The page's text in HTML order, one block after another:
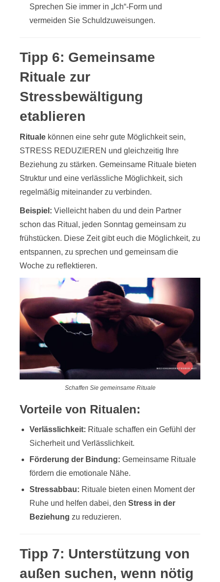
Sprechen Sie immer in „Ich“-Form und
vermeiden Sie Schuldzuweisungen.
Tipp 6: Gemeinsame
Rituale zur
Stressbewältigung
etablieren
Rituale können eine sehr gute Möglichkeit sein,
STRESS REDUZIEREN und gleichzeitig Ihre
Beziehung zu stärken. Gemeinsame Rituale bieten
Struktur und eine verlässliche Möglichkeit, sich
regelmäßig miteinander zu verbinden.
Beispiel: Vielleicht haben du und dein Partner
schon das Ritual, jeden Sonntag gemeinsam zu
frühstücken. Diese Zeit gibt euch die Möglichkeit, zu
entspannen, zu sprechen und gemeinsam die
Woche zu reflektieren.
Schaffen Sie gemeinsame Rituale
Vorteile von Ritualen:
Verlässlichkeit: Rituale schaffen ein Gefühl der
Sicherheit und Verlässlichkeit.
Förderung der Bindung: Gemeinsame Rituale
fördern die emotionale Nähe.
Stressabbau: Rituale bieten einen Moment der
Ruhe und helfen dabei, den Stress in der
Beziehung zu reduzieren.
Tipp 7: Unterstützung von
außen suchen, wenn nötig